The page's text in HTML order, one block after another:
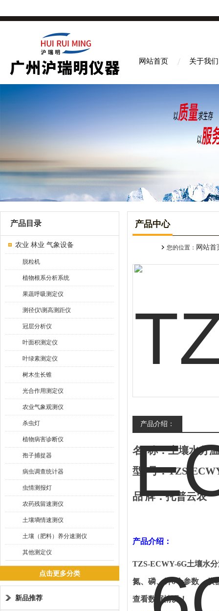
网站首页 关于我们
产品目录
农业 林业 气象设备
脱粒机
植物根系分析系统
果蔬呼吸测定仪
测径仪\测高测距仪
冠层分析仪
叶面积测定仪
叶绿素测定仪
树木生长锥
光合作用测定仪
农业气象观测仪
杀虫灯
植物病害诊断仪
孢子捕捉器
病虫调查统计器
虫情测报灯
农药残留速测仪
土壤墒情速测仪
土壤（肥料）养分速测仪
其他测定仪
点击更多分类
新品推荐
产品中心
您的位置： 网站首
产品介绍：
名
称：土壤水分
型
号：TZS-
品 牌：托普云农
产品介绍：
TZS-ECWY-6G土壤水
氮、磷、钾6个参数，仪
查看数据情况！